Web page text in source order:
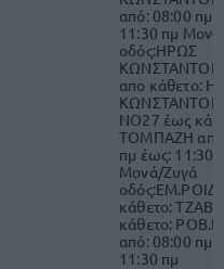
από: 08:00 πμ
11:30 πμ Μονά
οδός:ΗΡΩΣ
απο κάθετο:
ΝΟ27 έως
ΤΟΜΠΑΖΗ
πμ έως: 11:30
Μονά/Ζυγά
κάθετο:
κάθετο:
από: 08:00 πμ
11:30 πμ